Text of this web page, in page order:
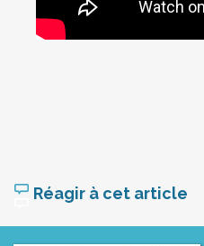
Réagir à cet article